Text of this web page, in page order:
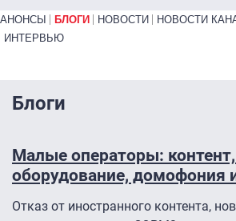
Primary links bottom
АНОНСЫ БЛОГИ НОВОСТИ НОВОСТИ
ИНТЕРВЬЮ
Блоги
Малые операторы:
оборудование, домофония
Отказ от иностранного контента,